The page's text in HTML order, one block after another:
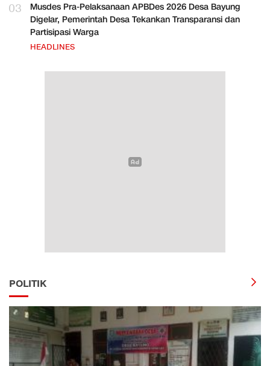
03
Musdes Pra-Pelaksanaan APBDes 2026 Desa Bayung
Digelar, Pemerintah Desa Tekankan Transparansi dan
Partisipasi Warga
HEADLINES
POLITIK